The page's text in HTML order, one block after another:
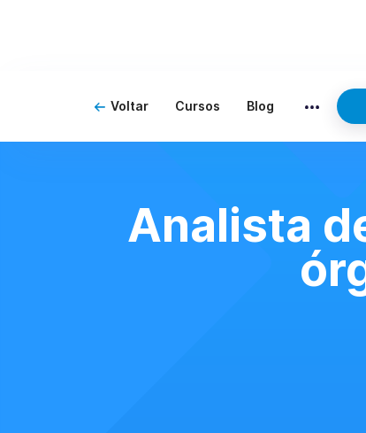
Voltar Cursos Blog
Analista